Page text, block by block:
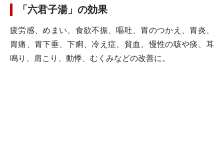
「六君子湯」の効果
疲労感、めまい、食欲不振、嘔吐、胃のつかえ、胃炎、
胃痛、胃下垂、下痢、冷え症、貧血、慢性の咳や痰、耳
鳴り、肩こり、動悸、むくみなどの改善に。